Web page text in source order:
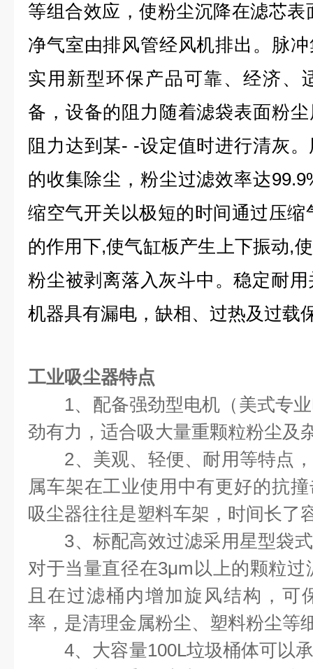
等组合效应，使粉尘沉降在滤芯
净气室由排风管经风机排出。脉
实用新型环保产品可靠、经济、
备，设备的阻力随着滤袋表面粉
阻力达到某- -设定值时进行清灰
的收集除尘，粉尘过滤效率达
缩空气开关以极短的时间通过压
的作用下,使气缸板产生上下振动,
粉尘被剥离落入灰斗中。稳定耐
机器具有漏电，缺相、过热及过载
工业吸尘器特点
1、配备强劲型电机（美式专业
劲有力，适合吸大量重颗粒粉尘及
2、美观、轻便、耐用等特点，
属车架在工业使用中有更好的抗
吸尘器往往是塑料车架，时间长了
3、标配高效过滤采用星型袋式
对于当量直径在3μm以上的颗粒过
且在过滤桶内增加旋风结构，可
率，是清理金属粉尘、塑料粉尘等
4、大容量100L垃圾桶体可以承